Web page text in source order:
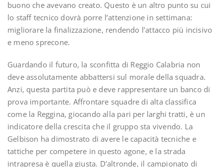
buono che avevano creato. Questo è un altro punto su cui
lo staff tecnico dovrà porre l’attenzione in settimana:
migliorare la finalizzazione, rendendo l’attacco più incisivo
e meno sprecone.
Guardando il futuro, la sconfitta di Reggio Calabria non
deve assolutamente abbattersi sul morale della squadra.
Anzi, questa partita può e deve rappresentare un banco di
prova importante. Affrontare squadre di alta classifica
come la Reggina, giocando alla pari per larghi tratti, è un
indicatore della crescita che il gruppo sta vivendo. La
Gelbison ha dimostrato di avere le capacità tecniche e
tattiche per competere in questo agone, e la strada
intrapresa è quella giusta. D’altronde, il campionato di